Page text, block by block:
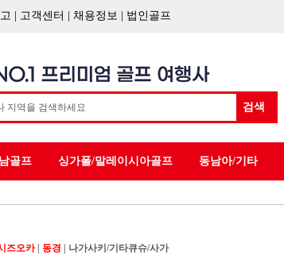
고객센터 채용정보 법인골프
검색
골프 싱가폴/말레이시아골프 동남아/기타
즈오카| 동경
나가사키/기타큐슈/사가